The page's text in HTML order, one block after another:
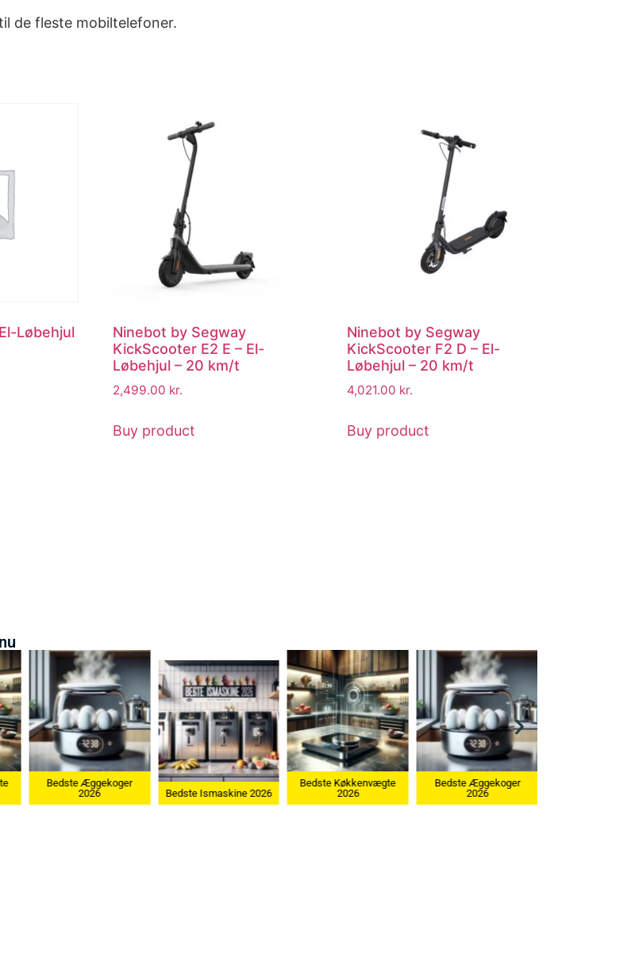
de fleste mobiltelefoner.
Løbehjul
Ninebot by Segway
KickScooter E2 E – El-
Løbehjul – 20 km/t
2,499.00 kr.
Buy product
Ninebot by Segway
KickScooter F2 D – El-
Løbehjul – 20 km/t
4,021.00 kr.
Buy product
Bedste Ismaskine 2026
Bedste Køkkenvægte
2026
Bedste Æggekoger
Bedste Ismaskine 2026